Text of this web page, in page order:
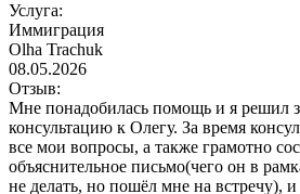
Услуга:
Иммиграция
Olha Trachuk
08.05.2026
Отзыв:
Мне понадобилась помощь и я решил
консультацию к Олегу. За время
все мои вопросы, а также грамотно
объяснительное письмо(чего он в
не делать, но пошёл мне на встречу), и